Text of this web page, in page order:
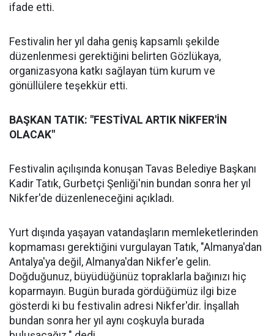
ifade etti.
Festivalin her yıl daha geniş kapsamlı şekilde
düzenlenmesi gerektiğini belirten Gözlükaya,
organizasyona katkı sağlayan tüm kurum ve
gönüllülere teşekkür etti.
BAŞKAN TATIK: "FESTİVAL ARTIK NİKFER'İN
OLACAK"
Festivalin açılışında konuşan Tavas Belediye Başkanı
Kadir Tatık, Gurbetçi Şenliği'nin bundan sonra her yıl
Nikfer'de düzenleneceğini açıkladı.
Yurt dışında yaşayan vatandaşların memleketlerinden
kopmaması gerektiğini vurgulayan Tatık, "Almanya'dan
Antalya'ya değil, Almanya'dan Nikfer'e gelin.
Doğduğunuz, büyüdüğünüz topraklarla bağınızı hiç
koparmayın. Bugün burada gördüğümüz ilgi bize
gösterdi ki bu festivalin adresi Nikfer'dir. İnşallah
bundan sonra her yıl aynı coşkuyla burada